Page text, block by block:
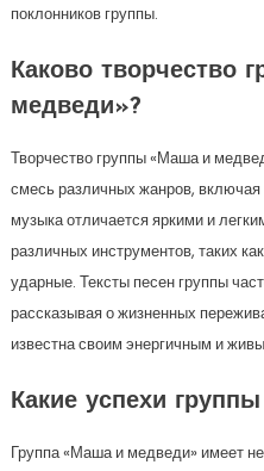
поклонников группы.
Каково творчество
медведи»?
Творчество группы «Маша и
смесь различных жанров,
музыка отличается яркими и
различных инструментов, таких
ударные. Тексты песен группы
рассказывая о жизненных
известна своим энергичным и
Какие успехи
Группа «Маша и медведи» имеет